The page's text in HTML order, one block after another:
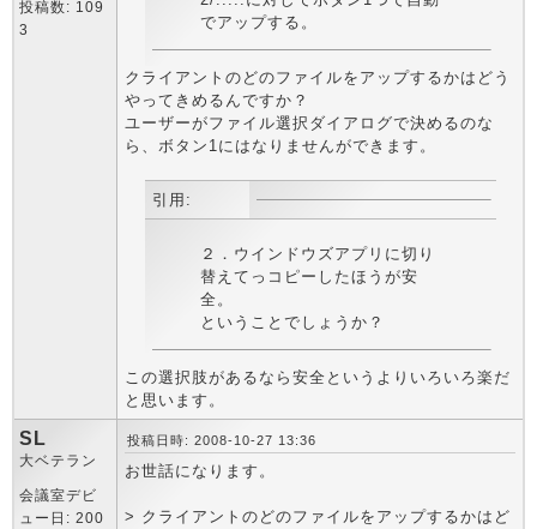
投稿数: 109
3
でアップする。
クライアントのどのファイルをアップするかはどう
やってきめるんですか？
ユーザーがファイル選択ダイアログで決めるのな
ら、ボタン1にはなりませんができます。
引用:
２．ウインドウズアプリに切り
替えてっコピーしたほうが安
全。
ということでしょうか？
この選択肢があるなら安全というよりいろいろ楽だ
と思います。
SL
大ベテラン
会議室デビ
ュー日: 200
投稿日時: 2008-10-27 13:36
お世話になります。
> クライアントのどのファイルをアップするかはど